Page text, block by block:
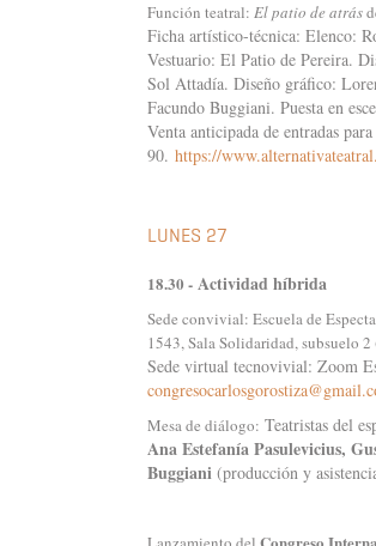
Función teatral: El patio de atrás
Ficha artístico-técnica: Elenco:
Vestuario: El Patio de Pereira.
Sol Attadía. Diseño gráfico:
Facundo Buggiani. Puesta en
Venta anticipada de entradas para
90. https://
LUNES 27
18.30 - Actividad híbrida
Sede convivial: Escuela de
1543, Sala Solidaridad, subsuelo
Sede virtual tecnovivial: Zoom
Mesa de diálogo: Teatristas del
Ana Estefanía Pasulevicius,
Buggiani (producción y